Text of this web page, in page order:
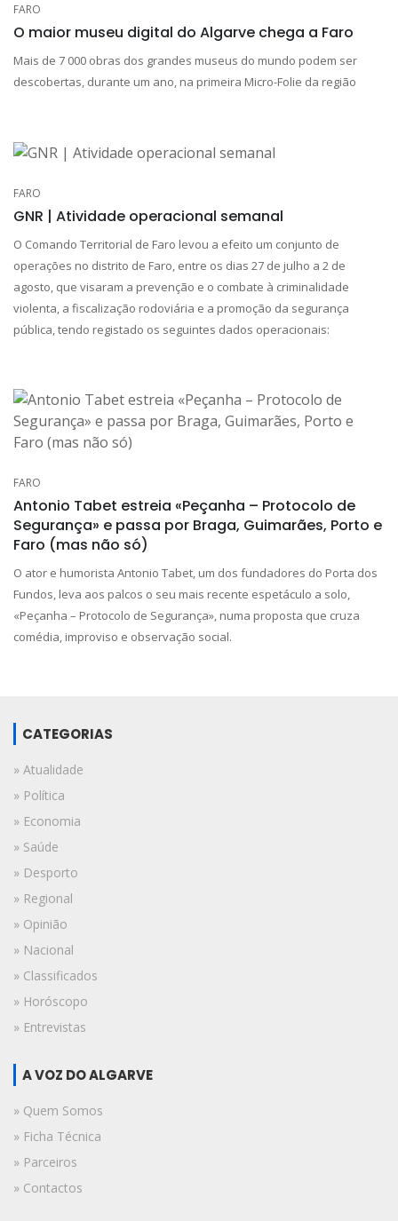
FARO
O maior museu digital do Algarve chega a Faro
Mais de 7 000 obras dos grandes museus do mundo podem ser
descobertas, durante um ano, na primeira Micro-Folie da região
FARO
GNR | Atividade operacional semanal
O Comando Territorial de Faro levou a efeito um conjunto de
operações no distrito de Faro, entre os dias 27 de julho a 2 de
agosto, que visaram a prevenção e o combate à criminalidade
violenta, a fiscalização rodoviária e a promoção da segurança
pública, tendo registado os seguintes dados operacionais:
FARO
Antonio Tabet estreia «Peçanha – Protocolo de
Segurança» e passa por Braga, Guimarães, Porto e
Faro (mas não só)
O ator e humorista Antonio Tabet, um dos fundadores do Porta dos
Fundos, leva aos palcos o seu mais recente espetáculo a solo,
«Peçanha – Protocolo de Segurança», numa proposta que cruza
comédia, improviso e observação social.
CATEGORIAS
» Atualidade
» Política
» Economia
» Saúde
» Desporto
» Regional
» Opinião
» Nacional
» Classificados
» Horóscopo
» Entrevistas
A VOZ DO ALGARVE
» Quem Somos
» Ficha Técnica
» Parceiros
» Contactos